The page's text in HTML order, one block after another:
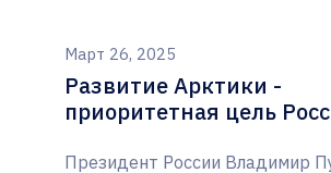
Март 26, 2025
Развитие Арктики -
приоритетная цель
Президент России Владимир